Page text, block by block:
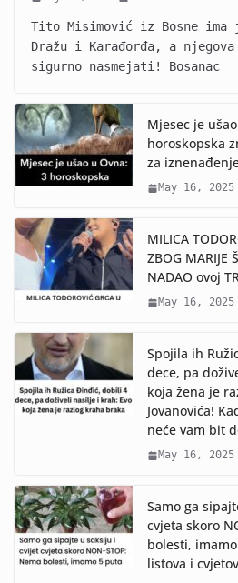
Tito Misimović iz Bosne ima
Dražu i Karađorđa, a
sigurno nasmejati! Bosanac
Mjesec je
horoskopska
za
May 16, 2025
MILICA
ZBOG MARIJE
NADAO ovoj
May 16, 2025
Spojila ih
dece, pa
koja žena je
Jovanovića!
neće vam bit
May 16, 2025
Samo ga
cvjeta skoro
bolesti,
listova i